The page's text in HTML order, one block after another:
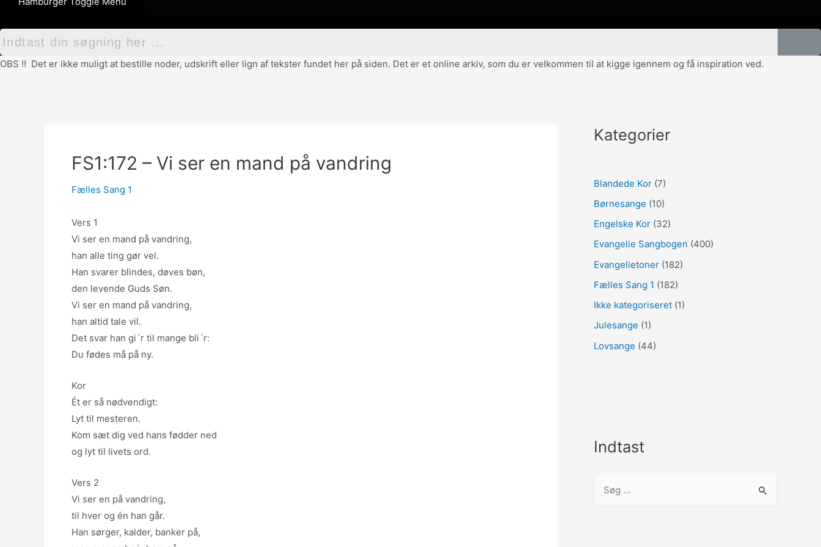
OBS !! Det er ikke muligt at bestille noder, udskrift eller lign af tekster fundet her på siden. Det er et online arkiv, som du er velkommen til at kigge igennem og få inspiration ved.
FS1:172 – Vi ser en mand på vandring
Fælles Sang 1
Vers 1
Vi ser en mand på vandring,
han alle ting gør vel.
Han svarer blindes, døves bøn,
den levende Guds Søn.
Vi ser en mand på vandring,
han altid tale vil.
Det svar han gi´r til mange bli´r:
Du fødes må på ny.
Kor
Ét er så nødvendigt:
Lyt til mesteren.
Kom sæt dig ved hans fødder ned
og lyt til livets ord.
Vers 2
Vi ser en på vandring,
til hver og én han går.
Han sørger, kalder, banker på,
Kategorier
Blandede Kor (7)
Børnesange (10)
Engelske Kor (32)
Evangelie Sangbogen (400)
Evangelietoner (182)
Fælles Sang 1 (182)
Ikke kategoriseret (1)
Julesange (1)
Lovsange (44)
Indtast